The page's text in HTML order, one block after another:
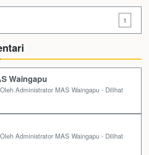
1
Waingapu
Administrator MAS Waingapu - Dilihat
Administrator MAS Waingapu - Dilihat